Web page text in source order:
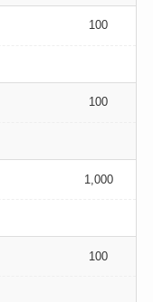
100
100
1,000
100